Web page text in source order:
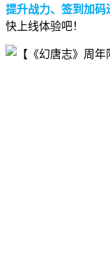
提升战力、签到加码
快上线体验吧！